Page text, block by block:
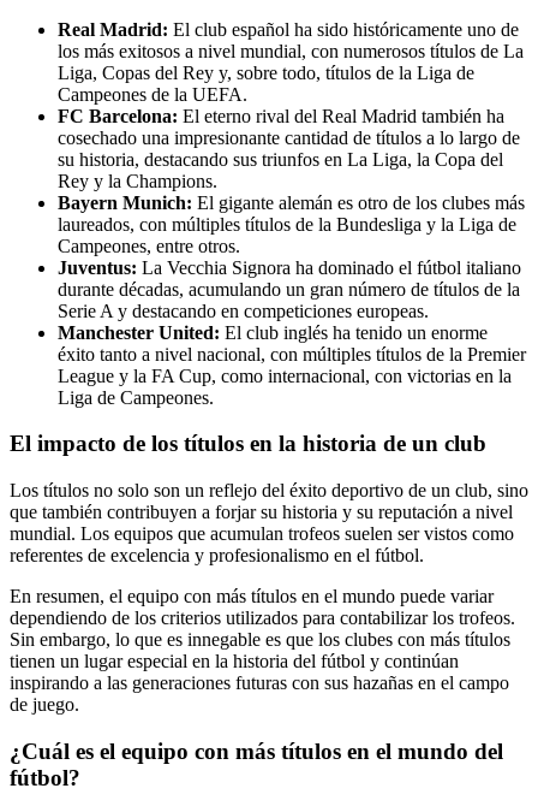
Real Madrid: El club español ha sido históricamente uno de
los más exitosos a nivel mundial, con numerosos títulos de La
Liga, Copas del Rey y, sobre todo, títulos de la Liga de
Campeones de la UEFA.
FC Barcelona: El eterno rival del Real Madrid también ha
cosechado una impresionante cantidad de títulos a lo largo de
su historia, destacando sus triunfos en La Liga, la Copa del
Rey y la Champions.
Bayern Munich: El gigante alemán es otro de los clubes más
laureados, con múltiples títulos de la Bundesliga y la Liga de
Campeones, entre otros.
Juventus: La Vecchia Signora ha dominado el fútbol italiano
durante décadas, acumulando un gran número de títulos de la
Serie A y destacando en competiciones europeas.
Manchester United: El club inglés ha tenido un enorme
éxito tanto a nivel nacional, con múltiples títulos de la Premier
League y la FA Cup, como internacional, con victorias en la
Liga de Campeones.
El impacto de los títulos en la historia de un club
Los títulos no solo son un reflejo del éxito deportivo de un club, sino
que también contribuyen a forjar su historia y su reputación a nivel
mundial. Los equipos que acumulan trofeos suelen ser vistos como
referentes de excelencia y profesionalismo en el fútbol.
En resumen, el equipo con más títulos en el mundo puede variar
dependiendo de los criterios utilizados para contabilizar los trofeos.
Sin embargo, lo que es innegable es que los clubes con más títulos
tienen un lugar especial en la historia del fútbol y continúan
inspirando a las generaciones futuras con sus hazañas en el campo
de juego.
¿Cuál es el equipo con más títulos en el mundo del
fútbol?